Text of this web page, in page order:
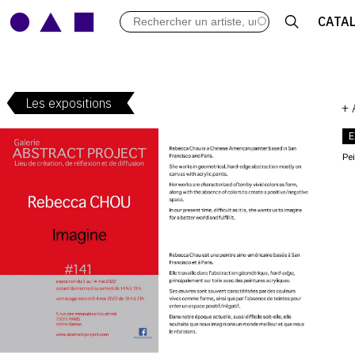
ARCHIVES DES EXPOSITIONS
Les expositions +